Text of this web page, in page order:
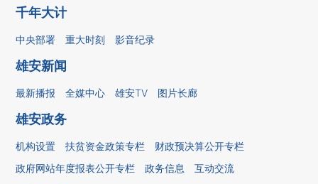
千年大计
中央部署 重大时刻 影音纪录
雄安新闻
最新播报 全媒中心 雄安TV 图片长廊
雄安政务
机构设置 扶贫资金政策专栏
财政预决算公开专栏
政府网站年度报表公开专栏
政务信息 互动交流